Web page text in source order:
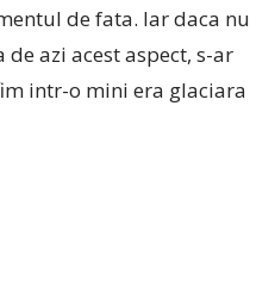
de fata. Iar daca nu
azi acest aspect, s-ar
intr-o mini era glaciara